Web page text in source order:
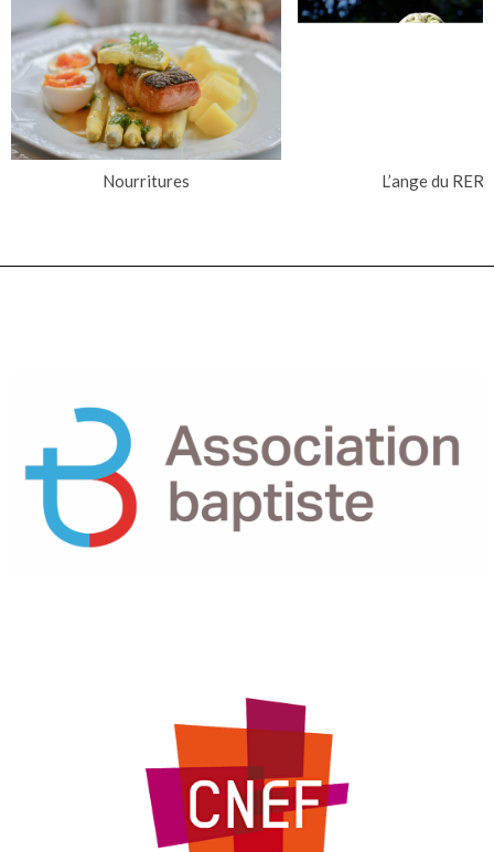
Nourritures L’ange du RER